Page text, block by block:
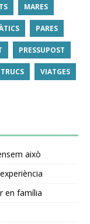
MARES
PARES
PRESSUPOST
TRUCS VIATGES
això
en família